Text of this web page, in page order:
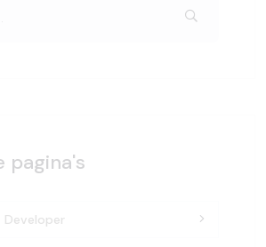
pagina's
Developer